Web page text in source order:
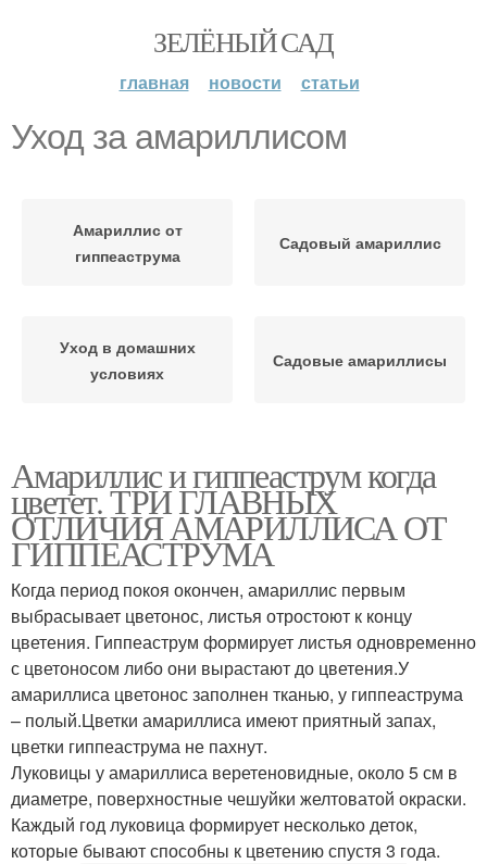
ЗЕЛЁНЫЙ САД
главная новости статьи
Уход за амариллисом
Амариллис от
гиппеаструма
Садовый амариллис
Уход в домашних
условиях
Садовые амариллисы
Амариллис и гиппеаструм когда
цветет. ТРИ ГЛАВНЫХ
ОТЛИЧИЯ АМАРИЛЛИСА ОТ
ГИППЕАСТРУМА
Когда период покоя окончен, амариллис первым
выбрасывает цветонос, листья отростоют к концу
цветения. Гиппеаструм формирует листья одновременно
с цветоносом либо они вырастают до цветения.У
амариллиса цветонос заполнен тканью, у гиппеаструма
– полый.Цветки амариллиса имеют приятный запах,
цветки гиппеаструма не пахнут.
Луковицы у амариллиса веретеновидные, около 5 см в
диаметре, поверхностные чешуйки желтоватой окраски.
Каждый год луковица формирует несколько деток,
которые бывают способны к цветению спустя 3 года.